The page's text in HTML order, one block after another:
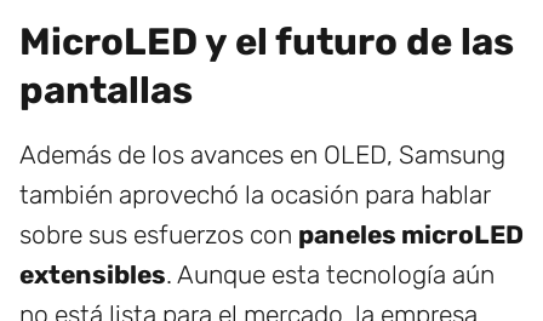
MicroLED y el futuro de las
pantallas
Además de los avances en OLED, Samsung
también aprovechó la ocasión para hablar
sobre sus esfuerzos con paneles microLED
extensibles. Aunque esta tecnología aún
no está lista para el mercado, la empresa